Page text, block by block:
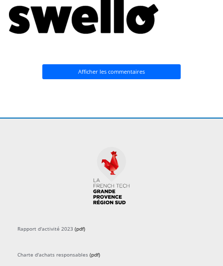
Afficher les commentaires
Rapport d'activité 2023 (pdf)
Charte d'achats responsables (pdf)